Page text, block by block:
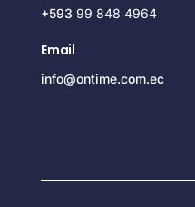
+593 99 848 4964
Email
info@ontime.com.ec